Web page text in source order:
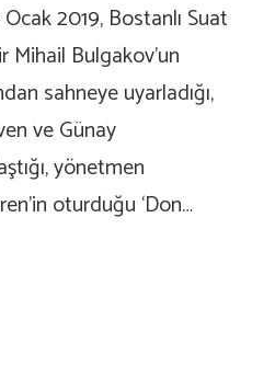
2019, Bostanlı Suat
Bulgakov’un
sahneye uyarladığı,
ve Günay
yönetmen
oturduğu ‘Don…